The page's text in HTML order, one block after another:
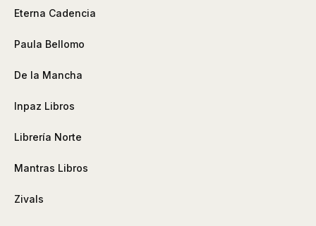
Eterna Cadencia
Paula Bellomo
De la Mancha
Inpaz Libros
Librería Norte
Mantras Libros
Zivals